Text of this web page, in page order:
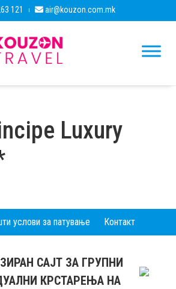
121 air@kouzon.com.mk
Luxury
услови за патување Контакт
САЈТ ЗА ГРУПНИ
КРСТАРЕЊА НА